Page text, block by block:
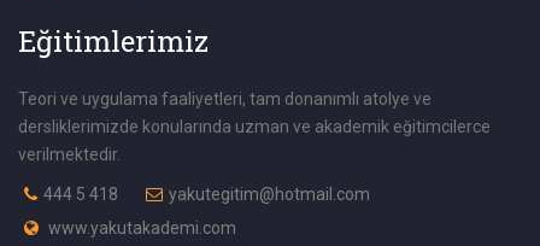
Eğitimlerimiz
Teori ve uygulama faaliyetleri, tam donanımlı atolye ve
dersliklerimizde konularında uzman ve akademik eğitimcilerce
verilmektedir.
444 5 418
yakutegitim@hotmail.com
www.yakutakademi.com